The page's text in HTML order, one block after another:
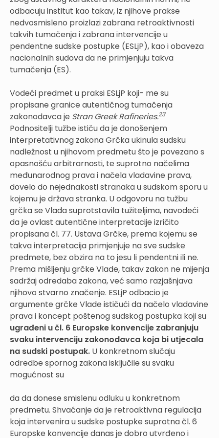
odbacuju institut kao takav, iz njihove prakse
nedvosmisleno proizlazi zabrana retroaktivnosti
takvih tumačenja i zabrana intervencije u
pendentne sudske postupke (ESLjP), kao i obaveza
nacionalnih sudova da ne primjenjuju takva
tumačenja (ES).
Vodeći predmet u praksi ESLjP koji- me su
propisane granice autentičnog tumačenja
zakonodavca je Stran Greek Rafineries.23
Podnositelji tužbe ističu da je donošenjem
interpretativnog zakona Grčka ukinula sudsku
nadležnost u njihovom predmetu što je povezano s
opasnošću arbitrarnosti, te suprotno načelima
međunarodnog prava i načela vladavine prava,
dovelo do nejednakosti stranaka u sudskom sporu u
kojemu je država stranka. U odgovoru na tužbu
grčka se Vlada suprotstavila tužiteljima, navodeći
da je ovlast autentične interpretacije izričito
propisana čl. 77. Ustava Grčke, prema kojemu se
takva interpretacija primjenjuje na sve sudske
predmete, bez obzira na to jesu li pendentni ili ne.
Prema mišljenju grčke Vlade, takav zakon ne mijenja
sadržaj odredaba zakona, već samo razjašnjava
njihovo stvarno značenje. ESLjP odbacio je
argumente grčke Vlade ističući da načelo vladavine
prava i koncept poštenog sudskog postupka koji su
ugrađeni u čl. 6 Europske konvencije zabranjuju
svaku intervenciju zakonodavca koja bi utjecala
na sudski postupak. U konkretnom slučaju
odredbe spornog zakona isključile su svaku
mogućnost su
da da donese smislenu odluku u konkretnom
predmetu. Shvaćanje da je retroaktivna regulacija
koja intervenira u sudske postupke suprotna čl. 6
Europske konvencije danas je dobro utvrđeno i